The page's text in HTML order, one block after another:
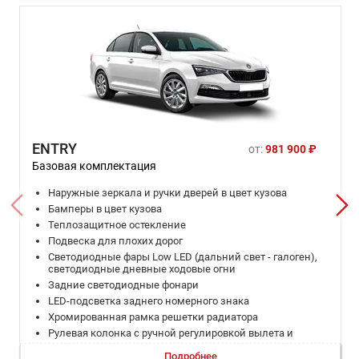
ENTRY от:981 900 ₽
Базовая комплектация
Наружные зеркала и ручки дверей в цвет кузова
Бамперы в цвет кузова
Теплозащитное остекление
Подвеска для плохих дорог
Светодиодные фары Low LED (дальний свет - галоген),
светодиодные дневные ходовые огни
Задние светодиодные фонари
LED-подсветка заднего номерного знака
Хромированная рамка решетки радиатора
Рулевая колонка с ручной регулировкой вылета и
Подробнее